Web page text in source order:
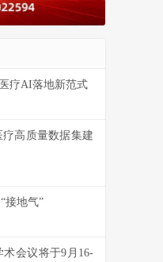
疗AI落地新范式
高质量数据集建
接地气”
会议将于9月16-